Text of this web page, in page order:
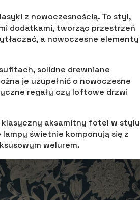
z nowoczesnością. To styl,
dodatkami, tworząc przestrzeń
a nowoczesne elementy
solidne drewniane
je uzupełnić o nowoczesne
regały czy loftowe drzwi
klasyczny aksamitny fotel w stylu
świetnie komponują się z
welurem.